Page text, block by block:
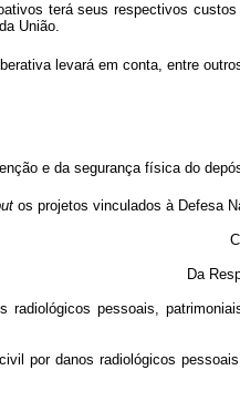
terá seus respectivos
União.
levará em conta, entre
e da segurança física do
os projetos vinculados à Defesa
Da
pessoais,
por danos radiológicos